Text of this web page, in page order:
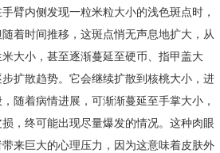
臂内侧发现一粒米粒大小的浅色斑点时，
着时间推移，这斑点悄无声息地扩大，从
大小，甚至逐渐蔓延至硬币、指甲盖大
扩散趋势。它会继续扩散到核桃大小，进
随着病情进展，可渐渐蔓延至手掌大小，
，终可能出现尽量爆发的情况。这种肉眼
来巨大的心理压力，因为这意味着皮肤外